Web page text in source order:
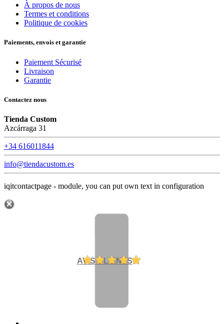
À propos de nous
Termes et conditions
Politique de cookies
Paiements, envois et garantie
Paiement Sécurisé
Livraison
Garantie
Contactez nous
Tienda Custom
Azcárraga 31
+34 616011844
info@tiendacustom.es
iqitcontactpage - module, you can put own text in configuration
AVIS CLIENTS